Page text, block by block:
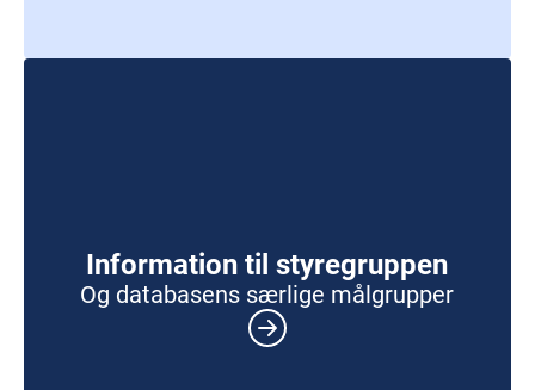
Information til styregruppen
Og databasens særlige målgrupper